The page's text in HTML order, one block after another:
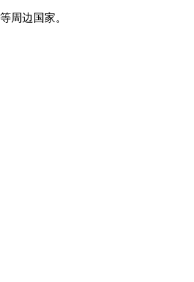
周边国家。